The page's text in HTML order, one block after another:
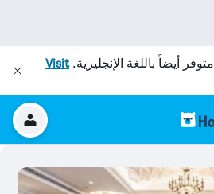
متوفر أيضاً باللغة الإنجليزية.Visit